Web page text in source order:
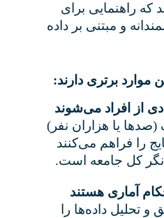
که راهنمایی برای
و مبتنی بر داده
موارد برتری دارند:
از افراد می‌شوند
(صدها یا هزاران نفر)
را فراهم می‌کنند
کل جامعه است.
آماری هستند
و تحلیل داده‌ها را